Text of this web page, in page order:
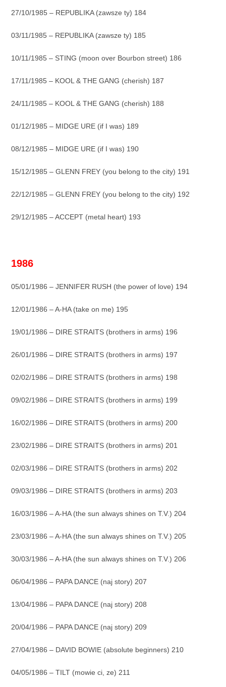
27/10/1985 – REPUBLIKA (zawsze ty) 184
03/11/1985 – REPUBLIKA (zawsze ty) 185
10/11/1985 – STING (moon over Bourbon street) 186
17/11/1985 – KOOL & THE GANG (cherish) 187
24/11/1985 – KOOL & THE GANG (cherish) 188
01/12/1985 – MIDGE URE (if I was) 189
08/12/1985 – MIDGE URE (if I was) 190
15/12/1985 – GLENN FREY (you belong to the city) 191
22/12/1985 – GLENN FREY (you belong to the city) 192
29/12/1985 – ACCEPT (metal heart) 193
1986
05/01/1986 – JENNIFER RUSH (the power of love) 194
12/01/1986 – A-HA (take on me) 195
19/01/1986 – DIRE STRAITS (brothers in arms) 196
26/01/1986 – DIRE STRAITS (brothers in arms) 197
02/02/1986 – DIRE STRAITS (brothers in arms) 198
09/02/1986 – DIRE STRAITS (brothers in arms) 199
16/02/1986 – DIRE STRAITS (brothers in arms) 200
23/02/1986 – DIRE STRAITS (brothers in arms) 201
02/03/1986 – DIRE STRAITS (brothers in arms) 202
09/03/1986 – DIRE STRAITS (brothers in arms) 203
16/03/1986 – A-HA (the sun always shines on T.V.) 204
23/03/1986 – A-HA (the sun always shines on T.V.) 205
30/03/1986 – A-HA (the sun always shines on T.V.) 206
06/04/1986 – PAPA DANCE (naj story) 207
13/04/1986 – PAPA DANCE (naj story) 208
20/04/1986 – PAPA DANCE (naj story) 209
27/04/1986 – DAVID BOWIE (absolute beginners) 210
04/05/1986 – TILT (mowie ci, ze) 211